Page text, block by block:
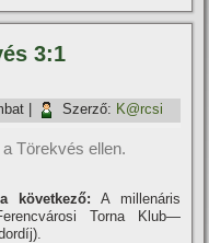
3:1
Szerző: K@rcsi
Törekvés ellen.
következő: A millenáris
Torna Klub—